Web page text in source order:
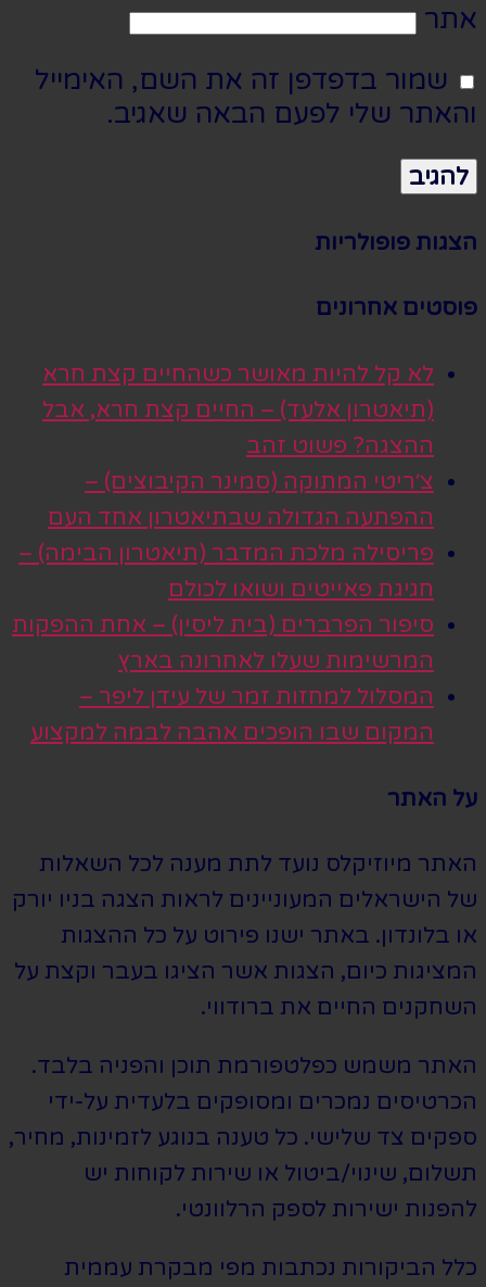
אתר
שמור בדפדפן זה את השם, האימייל
והאתר שלי לפעם הבאה שאגיב.
הצגות פופולריות
פוסטים אחרונים
לא קל להיות מאושר כשהחיים קצת חרא
(תיאטרון אלעד) – החיים קצת חרא, אבל
ההצגה? פשוט זהב
צ׳ריטי המתוקה (סמינר הקיבוצים) –
ההפתעה הגדולה שבתיאטרון אחד העם
פריסילה מלכת המדבר (תיאטרון הבימה) –
חגיגת פאייטים ושואו לכולם
סיפור הפרברים (בית ליסין) – אחת ההפקות
המרשימות שעלו לאחרונה בארץ
המסלול למחזות זמר של עידן ליפר –
המקום שבו הופכים אהבה לבמה למקצוע
על האתר
האתר מיוזיקלס נועד לתת מענה לכל השאלות
של הישראלים המעוניינים לראות הצגה בניו יורק
או בלונדון. באתר ישנו פירוט על כל ההצגות
המציגות כיום, הצגות אשר הציגו בעבר וקצת על
השחקנים החיים את ברודווי.
האתר משמש כפלטפורמת תוכן והפניה בלבד.
הכרטיסים נמכרים ומסופקים בלעדית על-ידי
ספקים צד שלישי. כל טענה בנוגע לזמינות, מחיר,
תשלום, שינוי/ביטול או שירות לקוחות יש
להפנות ישירות לספק הרלוונטי.
כלל הביקורות נכתבות מפי מבקרת עממית